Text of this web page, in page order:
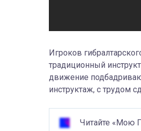
Игроков
традиционный
движение
инструктаж, с трудом
Читайте «Мою